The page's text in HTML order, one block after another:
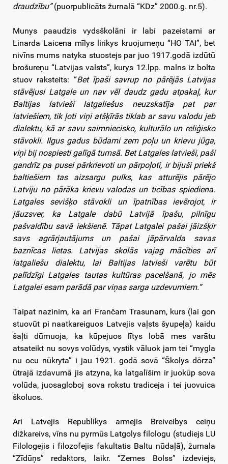
draudzību”(puorpublicāts žurnalā “KDz” 2000.g. nr.5).
Munys paaudzis vydsškolāni ir labi pazeistami ar
Linarda Laicena mīlys lirikys kruojumeņu “HO TAI”, bet
nivīns mums natyka stuostejs par juo 1917.godā izdūtū
brošureņu “Latvijas valsts”, kurys 12.lpp. malns iz bolta
stuov raksteits: “Bet īpaši savrup no pārējās Latvijas
stāvējusi Latgale un nav vēl daudz gadu atpakaļ, kur
Baltijas latvieši latgaliešus neuzskatīja pat par
latviešiem, tik ļoti viņi atšķīrās tiklab ar savu valodu jeb
dialektu, kā ar savu saimniecisko, kulturālo un reliģisko
stāvokli. Ilgus gadus būdami zem poļu un krievu jūga,
viņi bij nospiesti galīgā tumsā. Bet Latgales latvieši, paši
gandrīz pa pusei pārkrievoti un pārpoļoti, ir bijuši priekš
baltiešiem tas aizsargu pulks, kas atturējis pārējo
Latviju no pārāka krievu valodas un ticības spiediena.
Latgales sevišķo stāvokli un īpatnības ievērojot, ir
jāuzsver, ka Latgale dabū Latvijā īpašu, pilnīgu
pašvaldību savā iekšienē. Tāpat Latgalei pašai jāizšķir
savs agrārjautājums un pašai jāpārvalda savas
baznīcas lietas. Latvijas skolās vajag mācīties arī
latgaliešu dialektu, lai Baltijas latvieši varētu būt
palīdzīgi Latgales tautas kultūras pacelšanā, jo mēs
Latgalei esam parādā par viņas sarga uzdevumiem.”
Taipat nazinim, ka ari Frančam Trasunam, kurs (lai gon
stuovūt pi naatkareiguos Latvejis vaļsts šyupeļa) kaidu
šaļti dūmuoja, ka kūpejuos lītys lobā mes varātu
atsateikt nu sovys volūdys, vystik vāluok jam tei “mygla
nu ocu nūkryta” i jau 1921. godā sovā “Školys dōrza”
ūtrajā izdavumā jis atzyna, ka latgalīšim ir juokūp sova
volūda, juosagloboj sova rokstu tradiceja i tei juovuica
školuos.
Ari Latvejis Republikys armejis Breiveibys ceiņu
dižkareivs, vīns nu pyrmūs Latgolys filologu (studiejs LU
Filologejis i filozofejis fakultatis Baltu nūdaļā), žurnala
“Zīdūņs” redaktors, laikr. “Zemes Bolss” izdeviejs,